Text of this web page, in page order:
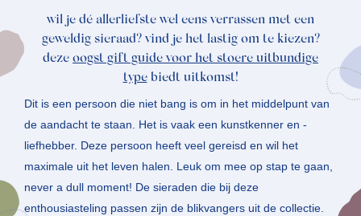
wil je dé allerliefste wel eens verrassen met een
geweldig sieraad? vind je het lastig om te kiezen?
deze oogst gift guide voor het stoere uitbundige
typebiedt uitkomst!
Dit is een persoon die niet bang is om in het middelpunt van
de aandacht te staan. Het is vaak een kunstkenner en -
liefhebber. Deze persoon heeft veel gereisd en wil het
maximale uit het leven halen. Leuk om mee op stap te gaan,
never a dull moment! De sieraden die bij deze
enthousiasteling passen zijn de blikvangers uit de collectie.